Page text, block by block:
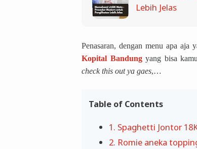
Lebih Jelas
Penasaran, dengan menu apa aja
Kopital Bandungyang bisa
check this out ya gaes,…
Table of Contents
1. Spaghetti Jontor
2. Romie aneka